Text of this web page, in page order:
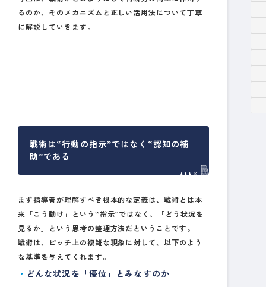
るのか、そのメカニズムと正しい活用法について丁寧
に解説していきます。
戦術は“行動の指示”ではなく“認知の補
助”である
まず指導者が理解すべき根本的な定義は、戦術とは本
来「こう動け」という“指示”ではなく、「どう状況を
見るか」という思考の整理方法だということです。
戦術は、ピッチ上の複雑な現象に対して、以下のよう
な基準を与えてくれます。
どんな状況を「優位」とみなすのか